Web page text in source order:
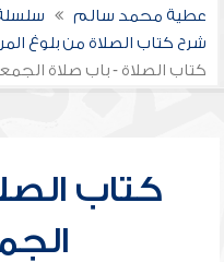
عطية محمد سالم
شرح كتاب الصلاة من بلوغ
كتاب الصلاة - باب صلاة
كتاب